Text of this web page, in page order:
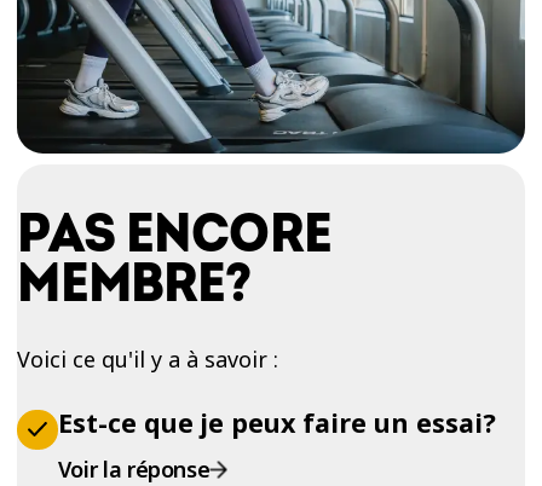
PAS ENCORE
MEMBRE?
Voici ce qu'il y a à savoir :
Est-ce que je peux faire un essai?
Voir la réponse